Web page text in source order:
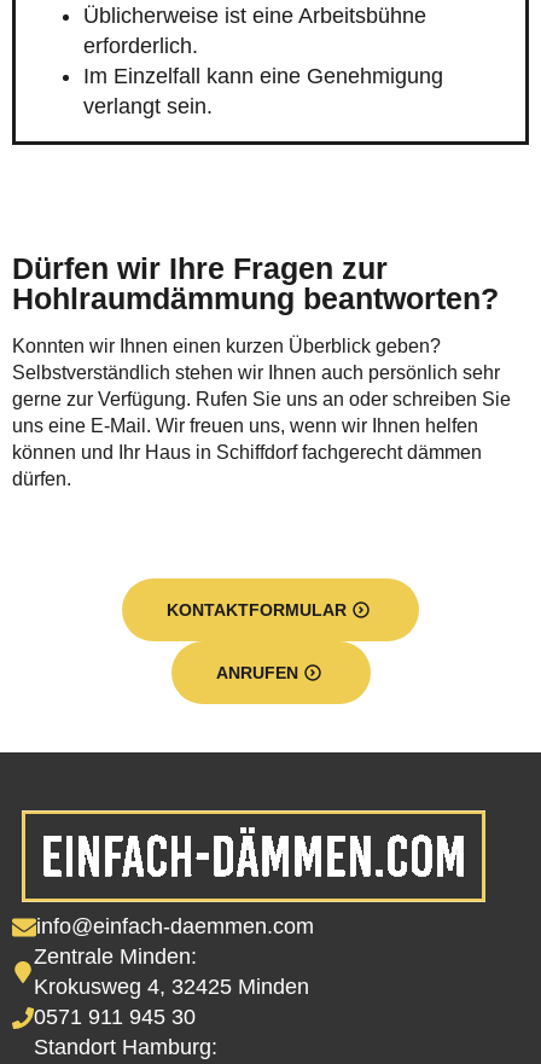
Üblicherweise ist eine Arbeitsbühne
erforderlich.
Im Einzelfall kann eine Genehmigung
verlangt sein.
Dürfen wir Ihre Fragen zur
Hohlraumdämmung beantworten?
Konnten wir Ihnen einen kurzen Überblick geben?
Selbstverständlich stehen wir Ihnen auch persönlich sehr
gerne zur Verfügung. Rufen Sie uns an oder schreiben Sie
uns eine E-Mail. Wir freuen uns, wenn wir Ihnen helfen
können und Ihr Haus in Schiffdorf fachgerecht dämmen
dürfen.
KONTAKTFORMULAR
ANRUFEN
info@einfach-daemmen.com
Zentrale Minden:
Krokusweg 4, 32425 Minden
0571 911 945 30
Standort Hamburg: